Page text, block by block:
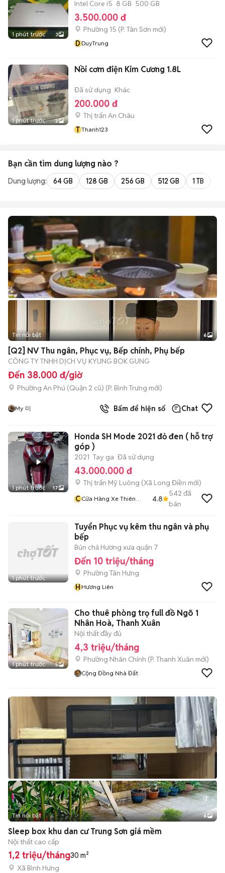
1 phút trước 3
Intel Core i5 8 GB 500 GB
3.500.000 đ
Phường 15 (P. Tân Sơn mới)
DDuyTrung
1 phút trước 2
Nồi cơm điện Kim Cương 1.8L
Đã sử dụng Khác
200.000 đ
Thị trấn An Châu
T Thanh123
Bạn cần tìm dung lượng nào ?
Dung lượng: 64 GB 128 GB 256 GB 512 GB 1 TB
+2
Tin nổi bật 6
[Q2] NV Thu ngân, Phục vụ, Bếp chính, Phụ bếp
CÔNG TY TNHH DỊCH VỤ KYUNG BOK GUNG
Đến 38.000 đ/giờ
Phường An Phú (Quận 2 cũ) (P. Bình Trưng mới)
My 미 Bấm để hiện số Chat
1 phút trước 17
Honda SH Mode 2021 đỏ đen ( hỗ trợ
góp )
2021 Tay ga Đã sử dụng
43.000.000 đ
Thị trấn Mỹ Luông (Xã Long Điền mới)
CCửa Hàng Xe Thiên
4.8
542 đã
bán
1 phút trước
Tuyển Phục vụ kêm thu ngân và phụ
bếp
Bún chả Hương xưa quận 7
Đến 10 triệu/tháng
Phường Tân Hưng
HHương Liên
1 phút trước 5
Cho thuê phòng trọ full đồ Ngõ 1
Nhân Hoà, Thanh Xuân
Nội thất đầy đủ
4,3 triệu/tháng
Phường Nhân Chính (P. Thanh Xuân mới)
Cộng Đồng Nhà Đất
+2
Tin nổi bật 6
Sleep box khu dan cư Trung Sơn giá mềm
Nội thất cao cấp
1,2 triệu/tháng30 m²
Xã Bình Hưng